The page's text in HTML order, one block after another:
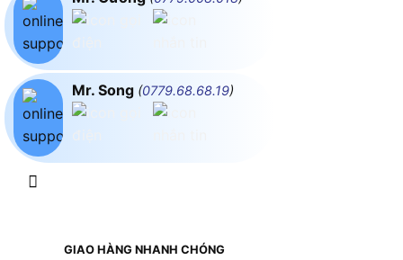
Mr. Song (0779.68.68.19)
GIAO HÀNG NHANH CHÓNG